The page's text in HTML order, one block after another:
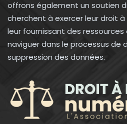
offrons également un soutien
cherchent à exercer leur droit à
leur fournissant des
naviguer dans le processus de
suppression des données.